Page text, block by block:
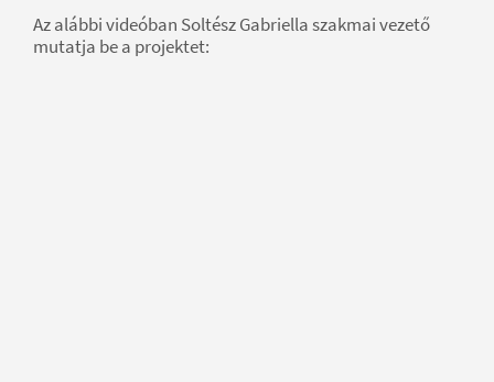
Az alábbi videóban Soltész Gabriella szakmai vezető
mutatja be a projektet: